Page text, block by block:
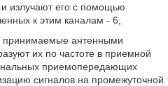
излучают его с помощью
к этим каналам - 6;
принимаемые антенными
их по частоте в приемной
приемопередающих
сигналов на промежуточной